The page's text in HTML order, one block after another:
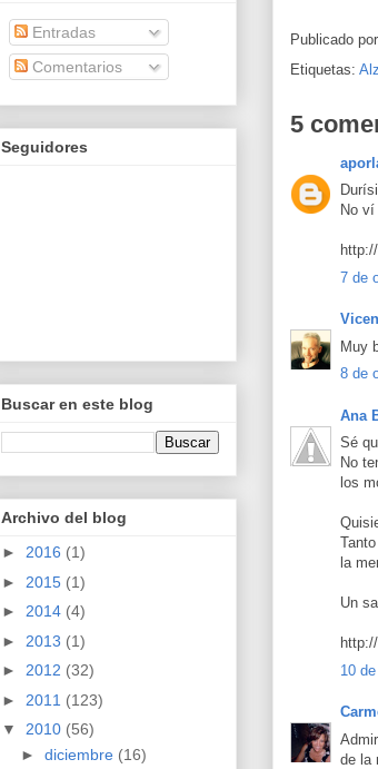
Publicado por
Etiquetas:
5
No
7 de
Muy
8 de
Ana
Sé
No
los
la
Un
10
de la
Entradas
Comentarios
Seguidores
Buscar en este blog
Archivo del blog
► 2016 (1)
► 2015 (1)
► 2014 (4)
► 2013 (1)
► 2012 (32)
► 2011 (123)
▼ 2010 (56)
► diciembre (16)